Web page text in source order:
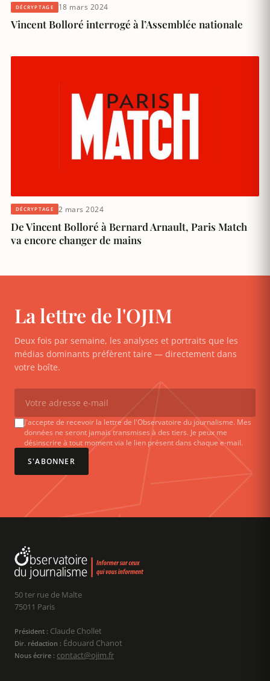
DÉCRYPTAGE 18 mars 2024
Vincent Bolloré interrogé à l’Assemblée nationale
DÉCRYPTAGE 2 mars 2024
De Vincent Bolloré à Bernard Arnault, Paris Match
va encore changer de mains
La lettre de l'OJIM
Deux fois par semaine, les analyses et portraits que les
médias dominants préfèrent taire — directement dans
votre boîte.
J'accepte de recevoir la lettre de l'Observatoire du journalisme. Mes
données ne seront jamais transmises à des tiers. Je peux me
désinscrire à tout moment via le lien présent dans chaque e-mail.
S'ABONNER
50 ter rue de Malte
75011 Paris
Président : Claude Chollet
Dir. rédaction : Édouard Chanot
Nous écrire : contact@ojim.fr